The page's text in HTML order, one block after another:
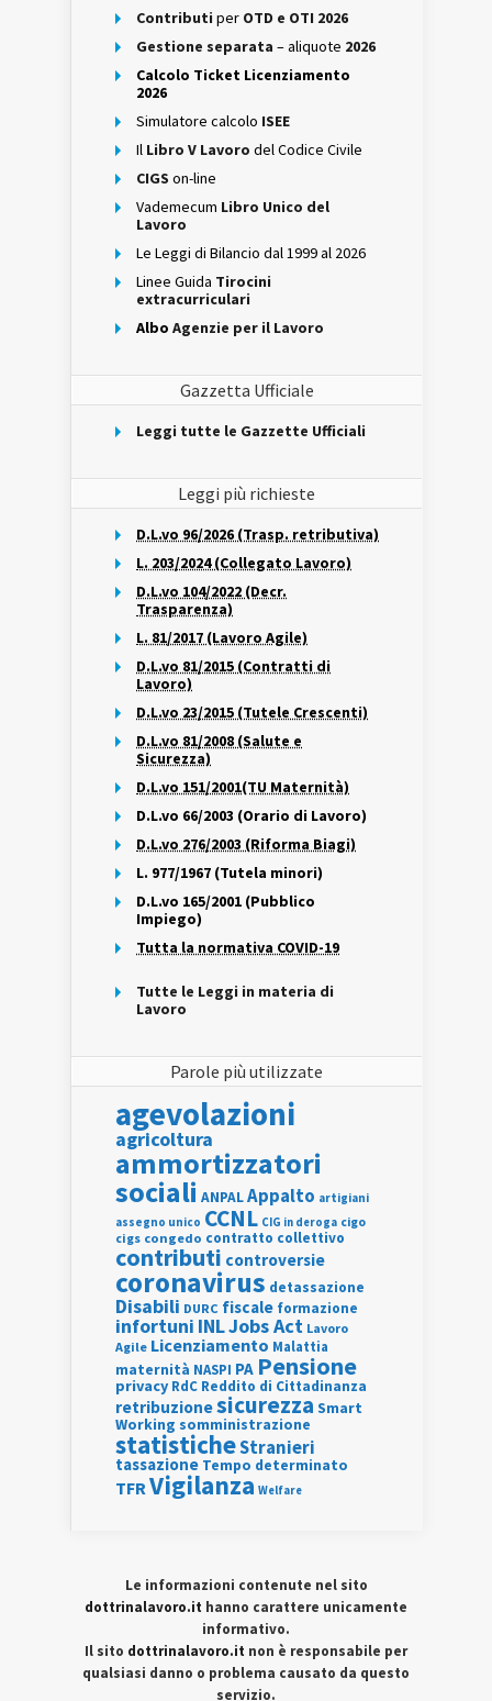
Contributi per OTD e OTI 2026
Gestione separata – aliquote 2026
Calcolo Ticket Licenziamento
2026
Simulatore calcolo ISEE
Il Libro V Lavoro del Codice Civile
CIGS on-line
Vademecum Libro Unico del
Lavoro
Le Leggi di Bilancio dal 1999 al 2026
Linee Guida Tirocini
extracurriculari
Albo Agenzie per il Lavoro
Gazzetta Ufficiale
Leggi tutte le Gazzette Ufficiali
Leggi più richieste
D.L.vo 96/2026 (Trasp. retributiva)
L. 203/2024 (Collegato Lavoro)
D.L.vo 104/2022 (Decr.
Trasparenza)
L. 81/2017 (Lavoro Agile)
D.L.vo 81/2015 (Contratti di
Lavoro)
D.L.vo 23/2015 (Tutele Crescenti)
D.L.vo 81/2008 (Salute e
Sicurezza)
D.L.vo 151/2001(TU Maternità)
D.L.vo 66/2003 (Orario di Lavoro)
D.L.vo 276/2003 (Riforma Biagi)
L. 977/1967 (Tutela minori)
D.L.vo 165/2001 (Pubblico
Impiego)
Tutta la normativa COVID-19
Tutte le Leggi in materia di
Lavoro
Parole più utilizzate
agevolazioni
agricoltura
ammortizzatori
sociali ANPALAppalto artigiani
assegno unico CCNL CIG in deroga cigo
cigs congedo contratto collettivo
contributi controversie
coronavirus detassazione
Disabili DURC fiscale formazione
infortuni INLJobs Act Lavoro
Agile Licenziamento Malattia
maternità NASPI PA Pensione
privacy RdC Reddito di Cittadinanza
retribuzionesicurezza Smart
Working somministrazione
statisticheStranieri
tassazione Tempo determinato
TFRVigilanza Welfare
Le informazioni contenute nel sito
dottrinalavoro.it hanno carattere unicamente
informativo.
Il sito dottrinalavoro.it non è responsabile per
qualsiasi danno o problema causato da questo
servizio.